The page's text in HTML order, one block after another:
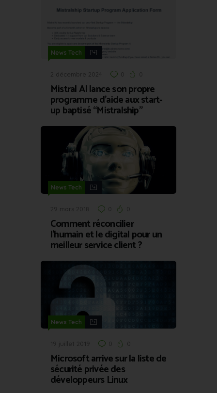
News Tech
2 décembre 2024 0 0
Mistral AI lance son propre
programme d’aide aux start-
up baptisé “Mistralship”
News Tech
29 mars 2018 0 0
Comment réconcilier
l’humain et le digital pour un
meilleur service client ?
News Tech
19 juillet 2019 0 0
Microsoft arrive sur la liste de
sécurité privée des
développeurs Linux